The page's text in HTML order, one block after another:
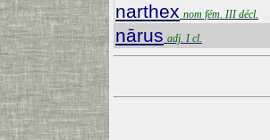
narthex nom fém. III décl.
nārus adj. I cl.